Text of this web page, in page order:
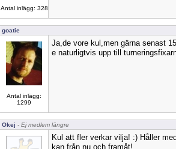
Antal inlägg: 328
goatie
Antal inlägg:
1299
Ja,de vore kul,men gärna senast
e naturligtvis upp till
Okej - Ej medlem längre
Kul att fler verkar vilja! :) Håller
kan från nu och framåt!